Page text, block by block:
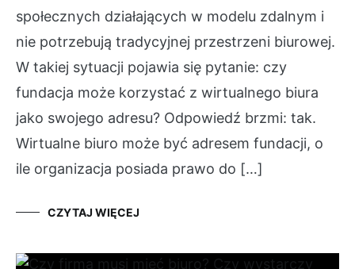
społecznych działających w modelu zdalnym i
nie potrzebują tradycyjnej przestrzeni biurowej.
W takiej sytuacji pojawia się pytanie: czy
fundacja może korzystać z wirtualnego biura
jako swojego adresu? Odpowiedź brzmi: tak.
Wirtualne biuro może być adresem fundacji, o
ile organizacja posiada prawo do […]
CZYTAJ WIĘCEJ